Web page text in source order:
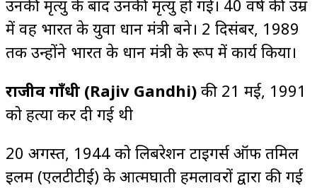
उनकी मृत्यु के बाद उनकी मृत्यु हो गई। 40 वर्ष की उम्र
में वह भारत के युवा प्रधान मंत्री बने। 2 दिसंबर, 1989
तक उन्होंने भारत के प्रधान मंत्री के रूप में कार्य किया।
राजीव गाँधी (Rajiv Gandhi) की 21 मई, 1991
को हत्या कर दी गई थी
20 अगस्त, 1944 को लिबरेशन टाइगर्स ऑफ तमिल
इलम (एलटीटीई) के आत्मघाती हमलावरों द्वारा की गई